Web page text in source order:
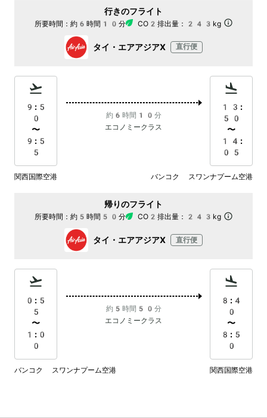
行きのフライト
所要時間： 約6時間10分 CO2排出量： 243kg
タイ・エアアジアX 直行便
9:5
0
〜
9:5
5
約6時間10分
エコノミークラス
13:
50
〜
14:
05
関西国際空港 バンコク スワンナプーム空港
帰りのフライト
所要時間： 約5時間50分 CO2排出量： 243kg
タイ・エアアジアX 直行便
0:5
5
〜
1:0
0
約5時間50分
エコノミークラス
8:4
0
〜
8:5
0
バンコク スワンナプーム空港 関西国際空港